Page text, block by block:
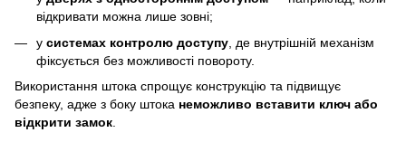
відкривати можна лише зовні;
у системах контролю доступу , де внутрішній механізм
фіксується без можливості повороту.
Використання штока спрощує конструкцію та підвищує
безпеку, адже з боку штока неможливо вставити ключ або
відкрити замок